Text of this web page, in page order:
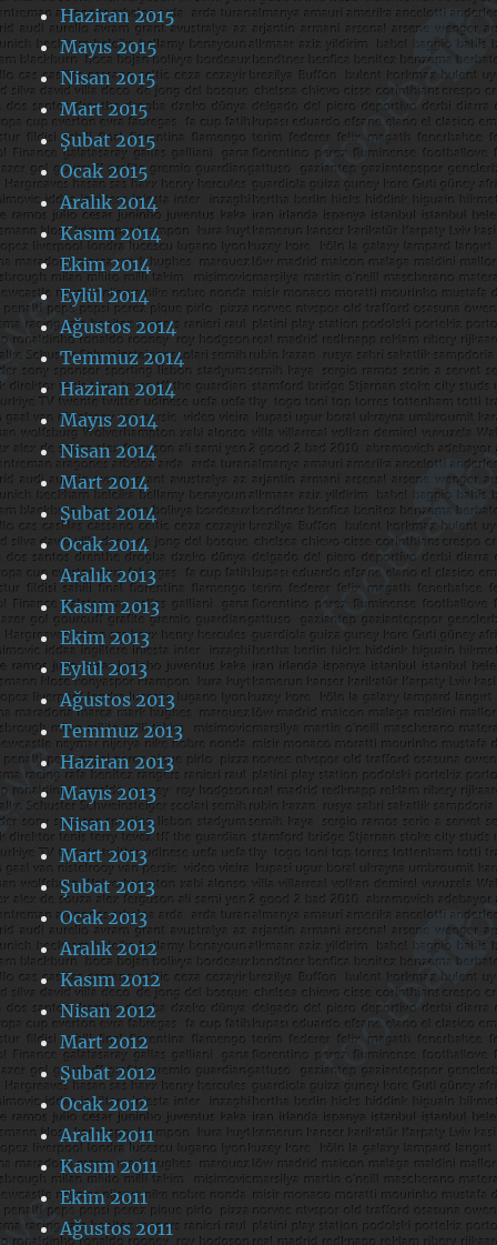
Haziran 2015
Mayıs 2015
Nisan 2015
Mart 2015
Şubat 2015
Ocak 2015
Aralık 2014
Kasım 2014
Ekim 2014
Eylül 2014
Ağustos 2014
Temmuz 2014
Haziran 2014
Mayıs 2014
Nisan 2014
Mart 2014
Şubat 2014
Ocak 2014
Aralık 2013
Kasım 2013
Ekim 2013
Eylül 2013
Ağustos 2013
Temmuz 2013
Haziran 2013
Mayıs 2013
Nisan 2013
Mart 2013
Şubat 2013
Ocak 2013
Aralık 2012
Kasım 2012
Nisan 2012
Mart 2012
Şubat 2012
Ocak 2012
Aralık 2011
Kasım 2011
Ekim 2011
Ağustos 2011